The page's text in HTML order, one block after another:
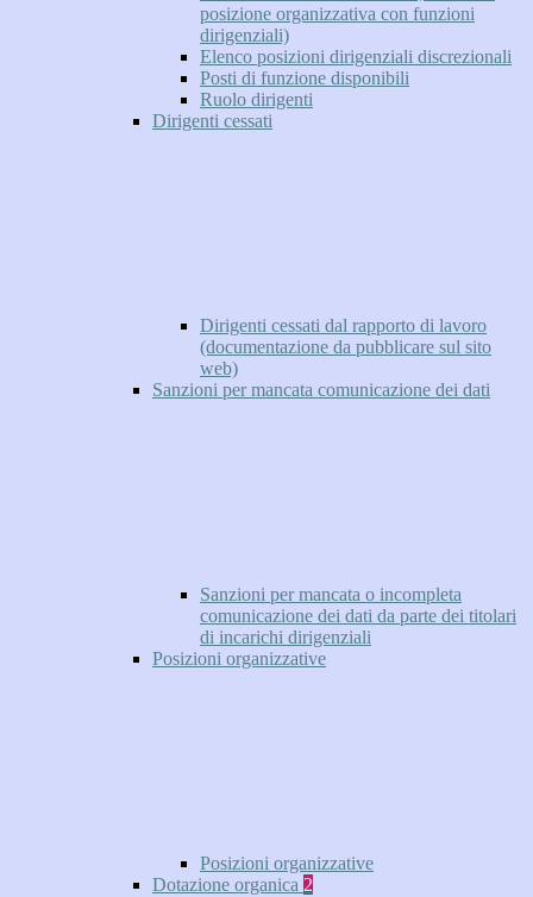
posizione organizzativa con funzioni
dirigenziali)
Elenco posizioni dirigenziali discrezionali
Posti di funzione disponibili
Ruolo dirigenti
Dirigenti cessati
Dirigenti cessati dal rapporto di lavoro
(documentazione da pubblicare sul sito
web)
Sanzioni per mancata comunicazione dei dati
Sanzioni per mancata o incompleta
comunicazione dei dati da parte dei titolari
di incarichi dirigenziali
Posizioni organizzative
Posizioni organizzative
Dotazione organica 2